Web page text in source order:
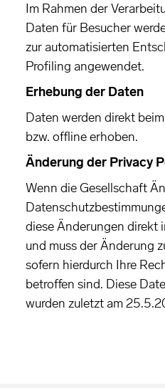
Im Rahmen der
Daten für Besucher
zur automatisierten
Profiling angewendet.
Erhebung der Daten
Daten werden direkt
bzw. offline erhoben.
Änderung der Privacy
Wenn die Gesellschaft
diese Änderungen direkt
und muss der Änderung
sofern hierdurch Ihre
betroffen sind. Diese
wurden zuletzt am